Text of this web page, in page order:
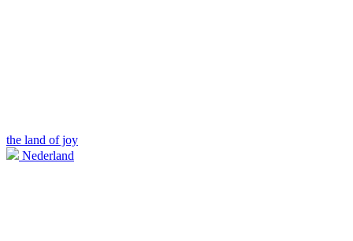
the land of joy
Nederland